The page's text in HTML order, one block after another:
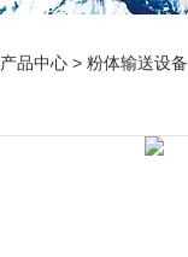
产品中心 > 粉体输送设备